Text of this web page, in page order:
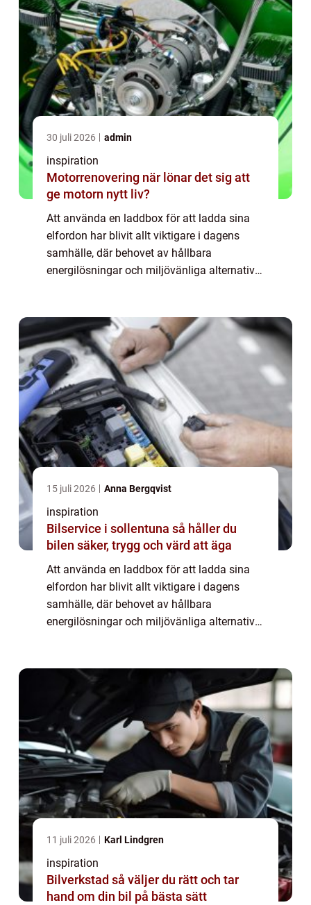
30 juli 2026 admin
inspiration
Motorrenovering när lönar det sig att
ge motorn nytt liv?
Att använda en laddbox för att ladda sina
elfordon har blivit allt viktigare i dagens
samhälle, där behovet av hållbara
energilösningar och miljövänliga alternativ
15 juli 2026 Anna Bergqvist
inspiration
Bilservice i sollentuna så håller du
bilen säker, trygg och värd att äga
Att använda en laddbox för att ladda sina
elfordon har blivit allt viktigare i dagens
samhälle, där behovet av hållbara
energilösningar och miljövänliga alternativ
11 juli 2026 Karl Lindgren
inspiration
Bilverkstad så väljer du rätt och tar
hand om din bil på bästa sätt